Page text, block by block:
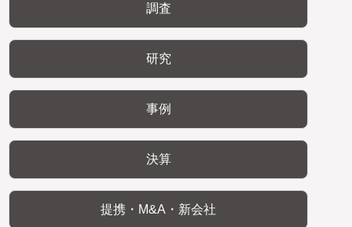
調査
研究
事例
決算
提携・M&A・新会社